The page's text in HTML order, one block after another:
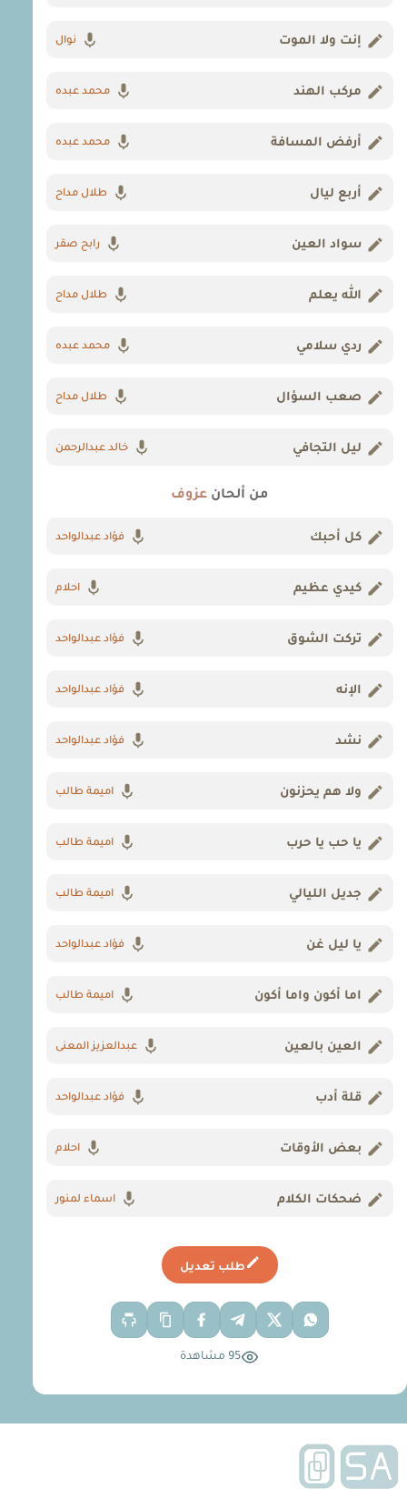
إنت ولا الموت نوال
مركب الهند محمد عبده
أرفض المسافة محمد عبده
أربع ليال طلال مداح
سواد العين رابح صقر
الله يعلم طلال مداح
ردي سلامي محمد عبده
صعب السؤال طلال مداح
ليل التجافي خالد عبدالرحمن
من ألحان عزوف
كل أحبك فؤاد عبدالواحد
كيدي عظيم احلام
تركت الشوق فؤاد عبدالواحد
الإنه فؤاد عبدالواحد
نشد فؤاد عبدالواحد
ولا هم يحزنون اميمة طالب
يا حب يا حرب اميمة طالب
جديل الليالي اميمة طالب
يا ليل غن فؤاد عبدالواحد
اما أكون واما أكون اميمة طالب
العين بالعين عبدالعزيز المعنى
قلة أدب فؤاد عبدالواحد
بعض الأوقات احلام
ضحكات الكلام اسماء لمنور
طلب تعديل
95 مشاهدة